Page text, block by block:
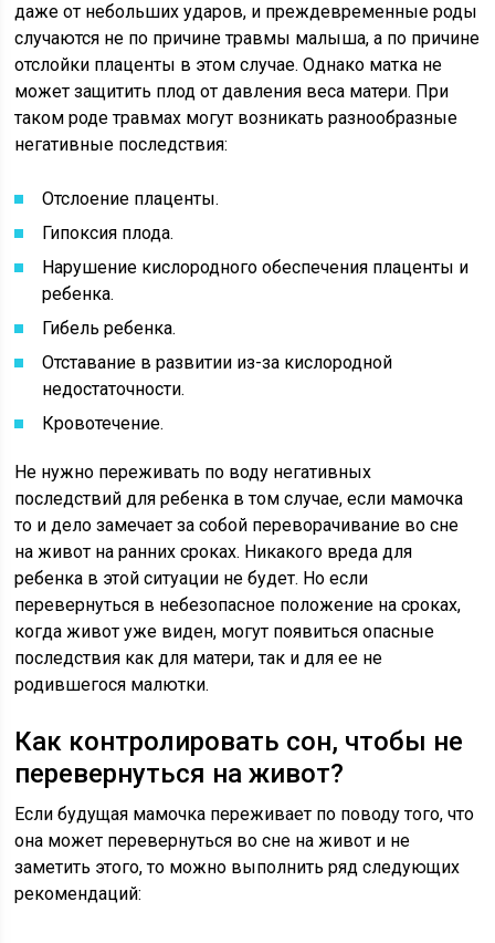
даже от небольших ударов, и преждевременные роды
случаются не по причине травмы малыша, а по причине
отслойки плаценты в этом случае. Однако матка не
может защитить плод от давления веса матери. При
таком роде травмах могут возникать разнообразные
негативные последствия:
Отслоение плаценты.
Гипоксия плода.
Нарушение кислородного обеспечения плаценты и
ребенка.
Гибель ребенка.
Отставание в развитии из-за кислородной
недостаточности.
Кровотечение.
Не нужно переживать по воду негативных
последствий для ребенка в том случае, если мамочка
то и дело замечает за собой переворачивание во сне
на живот на ранних сроках. Никакого вреда для
ребенка в этой ситуации не будет. Но если
перевернуться в небезопасное положение на сроках,
когда живот уже виден, могут появиться опасные
последствия как для матери, так и для ее не
родившегося малютки.
Как контролировать сон, чтобы не
перевернуться на живот?
Если будущая мамочка переживает по поводу того, что
она может перевернуться во сне на живот и не
заметить этого, то можно выполнить ряд следующих
рекомендаций: